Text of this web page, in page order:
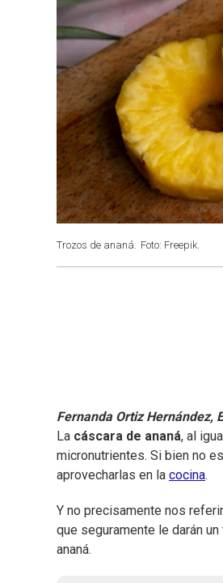
Trozos de ananá. Foto: Freepik.
Fernanda Ortiz Hernández,
La cáscara de ananá, al
micronutrientes. Si bien no
aprovecharlas en la cocina.
Y no precisamente nos
que seguramente le darán
ananá.